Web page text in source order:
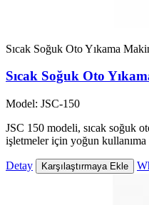
Sıcak Soğuk Oto Yıkama
Sıcak Soğuk Oto
Model: JSC-150
JSC 150 modeli, sıcak soğuk
işletmeler için yoğun
Detay Karşılaştırmaya Ekle